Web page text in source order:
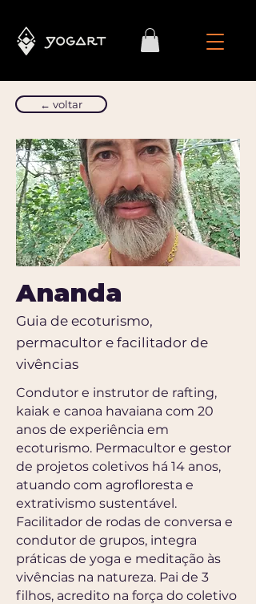
← voltar
Ananda
Guia de ecoturismo,
permacultor e facilitador de
vivências
Condutor e instrutor de rafting,
kaiak e canoa havaiana com 20
anos de experiência em
ecoturismo. Permacultor e gestor
de projetos coletivos há 14 anos,
atuando com agrofloresta e
extrativismo sustentável.
Facilitador de rodas de conversa e
condutor de grupos, integra
práticas de yoga e meditação às
vivências na natureza. Pai de 3
filhos, acredito na força do coletivo